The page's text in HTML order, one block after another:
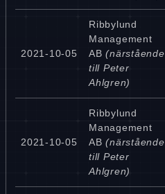
2021-10-05
Ribbylund
Management
AB (närstående
till Peter
Ahlgren)
2021-10-05
Ribbylund
Management
AB (närstående
till Peter
Ahlgren)